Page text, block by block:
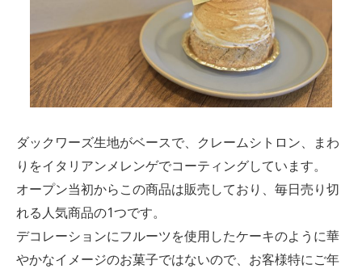
ダックワーズ生地がベースで、クレームシトロン、まわ
りをイタリアンメレンゲでコーティングしています。
オープン当初からこの商品は販売しており、毎日売り切
れる人気商品の1つです。
デコレーションにフルーツを使用したケーキのように華
やかなイメージのお菓子ではないので、お客様特にご年